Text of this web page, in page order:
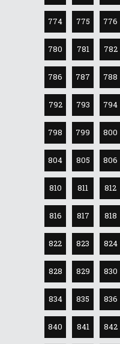
774 775 776
780 781 782
786 787 788
792 793 794
798 799 800
804 805 806
810 811 812
816 817 818
822 823 824
828 829 830
834 835 836
840 841 842